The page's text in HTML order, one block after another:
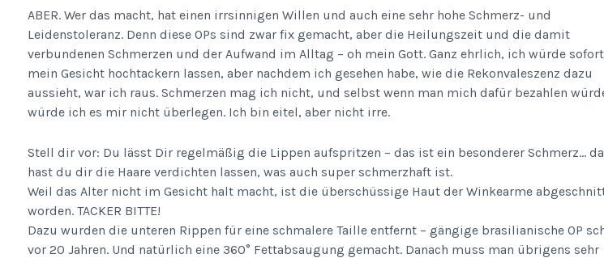
ABER. Wer das macht, hat einen irrsinnigen Willen und auch eine sehr hohe Schmerz- und
Leidenstoleranz. Denn diese OPs sind zwar fix gemacht, aber die Heilungszeit und die damit
verbundenen Schmerzen und der Aufwand im Alltag – oh mein Gott. Ganz ehrlich, ich würde sofort
mein Gesicht hochtackern lassen, aber nachdem ich gesehen habe, wie die Rekonvaleszenz dazu
aussieht, war ich raus. Schmerzen mag ich nicht, und selbst wenn man mich dafür bezahlen
würde ich es mir nicht überlegen. Ich bin eitel, aber nicht irre.
Stell dir vor: Du lässt Dir regelmäßig die Lippen aufspritzen – das ist ein besonderer Schmerz…
hast du dir die Haare verdichten lassen, was auch super schmerzhaft ist.
Weil das Alter nicht im Gesicht halt macht, ist die überschüssige Haut der Winkearme
worden. TACKER BITTE!
Dazu wurden die unteren Rippen für eine schmalere Taille entfernt – gängige brasilianische OP
vor 20 Jahren. Und natürlich eine 360° Fettabsaugung gemacht. Danach muss man übrigens sehr